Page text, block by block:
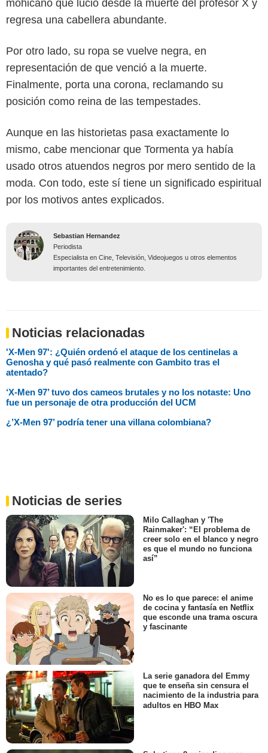
mohicano que lució desde la muerte del profesor X y
regresa una cabellera abundante.
Por otro lado, su ropa se vuelve negra, en
representación de que venció a la muerte.
Finalmente, porta una corona, reclamando su
posición como reina de las tempestades.
Aunque en las historietas pasa exactamente lo
mismo, cabe mencionar que Tormenta ya había
usado otros atuendos negros por mero sentido de la
moda. Con todo, este sí tiene un significado espiritual
por los motivos antes explicados.
Sebastian Hernandez
Periodista
Especialista en Cine, Televisión, Videojuegos u otros elementos
importantes del entretenimiento.
Noticias relacionadas
'X-Men 97': ¿Quién ordenó el ataque de los centinelas a
Genosha y qué pasó realmente con Gambito tras el
atentado?
‘X-Men 97’ tuvo dos cameos brutales y no los notaste: Uno
fue un personaje de otra producción del UCM
⁠¿’X-Men 97’ podría tener una villana colombiana?
Noticias de series
Milo Callaghan y 'The
Rainmaker': “El problema de
creer solo en el blanco y negro
es que el mundo no funciona
así”
No es lo que parece: el anime
de cocina y fantasía en Netflix
que esconde una trama oscura
y fascinante
La serie ganadora del Emmy
que te enseña sin censura el
nacimiento de la industria para
adultos en HBO Max